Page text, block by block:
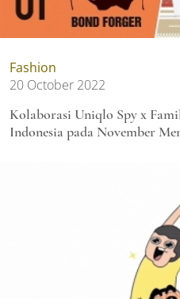
Fashion
20 October 2022
Kolaborasi Uniqlo Spy x
Indonesia pada November